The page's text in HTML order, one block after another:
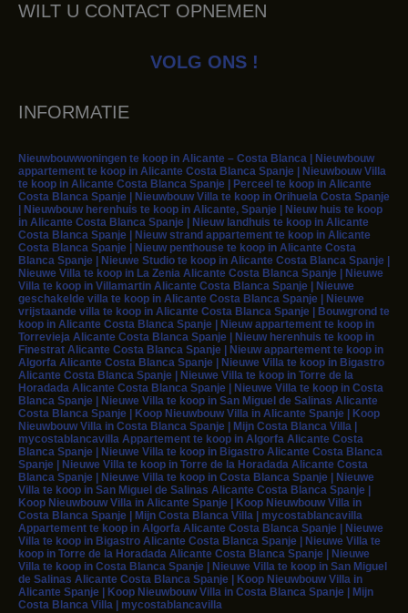
WILT U CONTACT OPNEMEN
VOLG ONS !
INFORMATIE
Nieuwbouwwoningen te koop in Alicante – Costa Blanca | Nieuwbouw
appartement te koop in Alicante Costa Blanca Spanje | Nieuwbouw Villa
te koop in Alicante Costa Blanca Spanje | Perceel te koop in Alicante
Costa Blanca Spanje | Nieuwbouw Villa te koop in Orihuela Costa Spanje
| Nieuwbouw herenhuis te koop in Alicante, Spanje | Nieuw huis te koop
in Alicante Costa Blanca Spanje | Nieuw landhuis te koop in Alicante
Costa Blanca Spanje | Nieuw strand appartement te koop in Alicante
Costa Blanca Spanje | Nieuw penthouse te koop in Alicante Costa
Blanca Spanje | Nieuwe Studio te koop in Alicante Costa Blanca Spanje |
Nieuwe Villa te koop in La Zenia Alicante Costa Blanca Spanje | Nieuwe
Villa te koop in Villamartin Alicante Costa Blanca Spanje | Nieuwe
geschakelde villa te koop in Alicante Costa Blanca Spanje | Nieuwe
vrijstaande villa te koop in Alicante Costa Blanca Spanje | Bouwgrond te
koop in Alicante Costa Blanca Spanje | Nieuw appartement te koop in
Torrevieja Alicante Costa Blanca Spanje | Nieuw herenhuis te koop in
Finestrat Alicante Costa Blanca Spanje | Nieuw appartement te koop in
Algorfa Alicante Costa Blanca Spanje | Nieuwe Villa te koop in Bigastro
Alicante Costa Blanca Spanje | Nieuwe Villa te koop in Torre de la
Horadada Alicante Costa Blanca Spanje | Nieuwe Villa te koop in Costa
Blanca Spanje | Nieuwe Villa te koop in San Miguel de Salinas Alicante
Costa Blanca Spanje | Koop Nieuwbouw Villa in Alicante Spanje | Koop
Nieuwbouw Villa in Costa Blanca Spanje | Mijn Costa Blanca Villa |
mycostablancavilla Appartement te koop in Algorfa Alicante Costa
Blanca Spanje | Nieuwe Villa te koop in Bigastro Alicante Costa Blanca
Spanje | Nieuwe Villa te koop in Torre de la Horadada Alicante Costa
Blanca Spanje | Nieuwe Villa te koop in Costa Blanca Spanje | Nieuwe
Villa te koop in San Miguel de Salinas Alicante Costa Blanca Spanje |
Koop Nieuwbouw Villa in Alicante Spanje | Koop Nieuwbouw Villa in
Costa Blanca Spanje | Mijn Costa Blanca Villa | mycostablancavilla
Appartement te koop in Algorfa Alicante Costa Blanca Spanje | Nieuwe
Villa te koop in Bigastro Alicante Costa Blanca Spanje | Nieuwe Villa te
koop in Torre de la Horadada Alicante Costa Blanca Spanje | Nieuwe
Villa te koop in Costa Blanca Spanje | Nieuwe Villa te koop in San Miguel
de Salinas Alicante Costa Blanca Spanje | Koop Nieuwbouw Villa in
Alicante Spanje | Koop Nieuwbouw Villa in Costa Blanca Spanje | Mijn
Costa Blanca Villa | mycostablancavilla